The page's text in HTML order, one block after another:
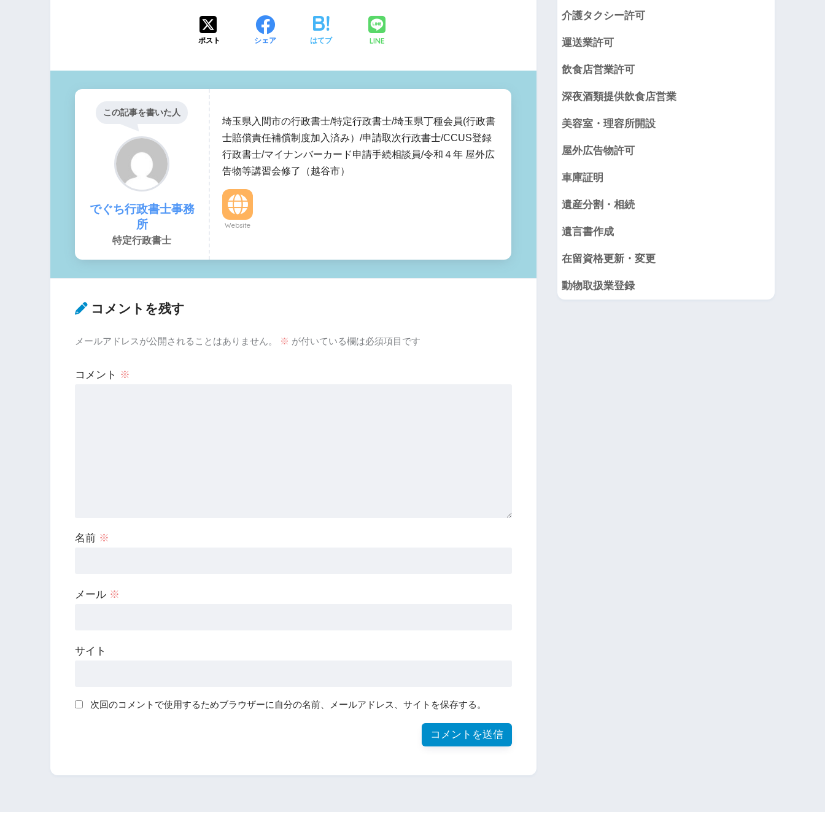
ポスト シェア はてブ LINE
この記事を書いた人
でぐち行政書士事務
所
特定行政書士
埼玉県入間市の行政書士/特定行政書士/埼玉県丁種会員(行政書
士賠償責任補償制度加入済み）/申請取次行政書士/CCUS登録
行政書士/マイナンバーカード申請手続相談員/令和４年 屋外広
告物等講習会修了（越谷市）
Website
コメントを残す
メールアドレスが公開されることはありません。 ※ が付いている欄は必須項目です
コメント ※
名前 ※
メール ※
サイト
次回のコメントで使用するためブラウザーに自分の名前、メールアドレス、サイトを保存する。
介護タクシー許可
運送業許可
飲食店営業許可
深夜酒類提供飲食店営業
美容室・理容所開設
屋外広告物許可
車庫証明
遺産分割・相続
遺言書作成
在留資格更新・変更
動物取扱業登録